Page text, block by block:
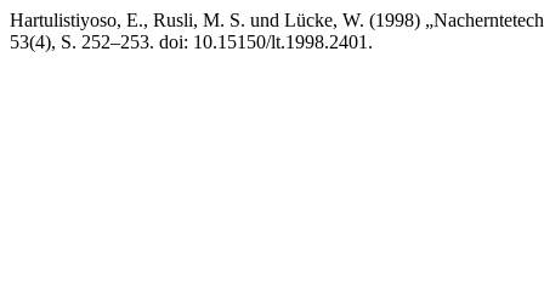
Hartulistiyoso, E., Rusli, M. S. und Lücke, W. (1998)
53(4), S. 252–253. doi: 10.15150/lt.1998.2401.